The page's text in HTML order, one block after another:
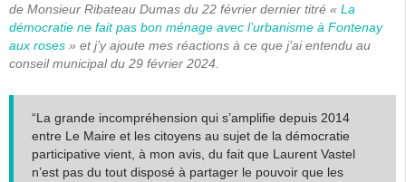
de Monsieur Ribateau Dumas du 22 février dernier titré « La
démocratie ne fait pas bon ménage avec l’urbanisme à Fontenay
aux roses » et j’y ajoute mes réactions à ce que j’ai entendu au
conseil municipal du 29 février 2024.
“La grande incompréhension qui s’amplifie depuis 2014
entre Le Maire et les citoyens au sujet de la démocratie
participative vient, à mon avis, du fait que Laurent Vastel
n’est pas du tout disposé à partager le pouvoir que les